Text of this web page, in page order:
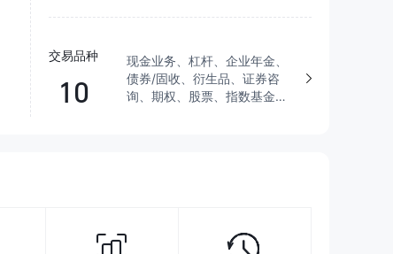
交易品种
10
现金业务、杠杆、企业年金、
债券/固收、衍生品、证券咨
询、期权、股票、指数基金、